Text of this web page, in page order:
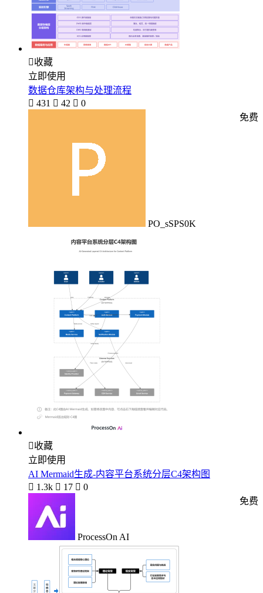
收藏
立即使用
数据仓库架构与处理流程
 431  42  0
PO_sSPS0K
免费
收藏
立即使用
AI Mermaid生成-内容平台系统分层C4架构图
 1.3k  17  0
ProcessOn AI
免费